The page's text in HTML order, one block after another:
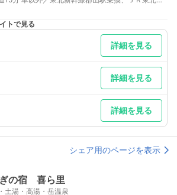
駅下車
松
山
～4月初旬の間冬用のタイヤあるいはすべり止めが
トで見る
詳細を見る
詳細を見る
詳細を見る
シェア用のページを表示
の宿 喜ら里
土湯・高湯・岳温泉